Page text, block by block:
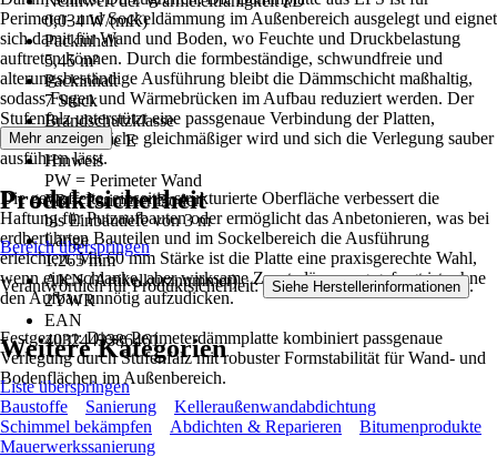
0,034 W/(mK)
Packinhalt
5,45 m²
Packinhalt
7 Stück
Brandschutzklasse
Euroklasse E
Hinweis
PW = Perimeter Wand
PB = Perimeter Boden
bis Einbautiefe von 3 m
Länge
1.265 mm
AKN (Artikelkurznummer)
2YWR
EAN
4032443386461
Perimeter- und Sockeldämmung im Außenbereich ausgelegt und eignet
sich damit für Wand und Boden, wo Feuchte und Druckbelastung
auftreten können. Durch die formbeständige, schwundfreie und
alterungsbeständige Ausführung bleibt die Dämmschicht maßhaltig,
sodass Fugen und Wärmebrücken im Aufbau reduziert werden. Der
Stufenfalz unterstützt eine passgenaue Verbindung der Platten,
wodurch die Fläche gleichmäßiger wird und sich die Verlegung sauber
ausführen lässt.
Die gewaffelte, einseitig strukturierte Oberfläche verbessert die
Haftung für Putzaufbauten oder ermöglicht das Anbetonieren, was bei
erdberührten Bauteilen und im Sockelbereich die Ausführung
erleichtert. Mit 60 mm Stärke ist die Platte eine praxisgerechte Wahl,
wenn eine schlanke, aber wirksame Zusatzdämmung gefragt ist, ohne
den Aufbau unnötig aufzudicken.
Festgezurrt: Diese Perimeterdämmplatte kombiniert passgenaue
Verlegung durch Stufenfalz mit robuster Formstabilität für Wand- und
Bodenflächen im Außenbereich.
Mehr anzeigen
Produktsicherheit
Bereich überspringen
Verantwortlich für Produktsicherheit: Siehe Herstellerinformationen .
Weitere Kategorien
Liste überspringen
Baustoffe
Sanierung
Kelleraußenwandabdichtung
Schimmel bekämpfen
Abdichten & Reparieren
Bitumenprodukte
Mauerwerkssanierung